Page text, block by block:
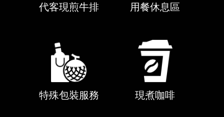
代客現煎牛排 用餐休息區
特殊包裝服務 現煮咖啡